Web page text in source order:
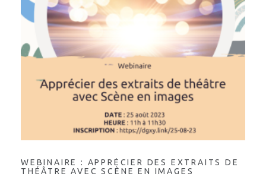
WEBINAIRE : APPRÉCIER DES EXTRAITS DE
THÉÂTRE AVEC SCÈNE EN IMAGES